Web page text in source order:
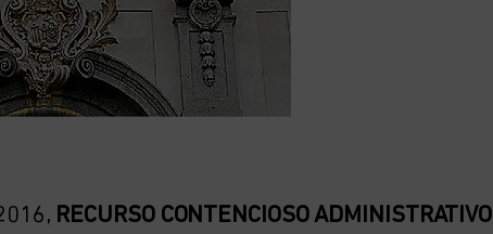
RECURSO CONTENCIOSO ADMINISTRATIVO